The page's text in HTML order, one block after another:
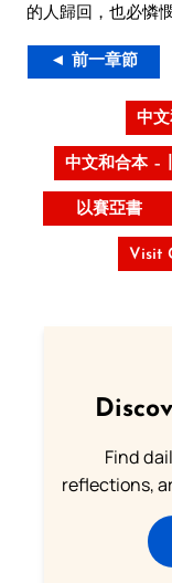
的人歸回，也必憐
◄ 前一章節
中
中文和合本 –
以賽亞書
Visit
Find
reflections,